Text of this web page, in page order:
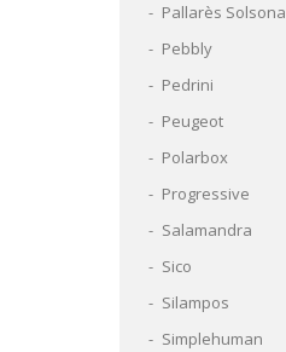
Pallarès Solsona
Pebbly
Pedrini
Peugeot
Polarbox
Progressive
Salamandra
Sico
Silampos
Simplehuman